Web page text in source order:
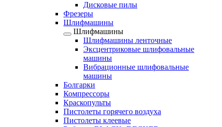
Дисковые пилы
Фрезеры
Шлифмашины
Шлифмашины
Шлифмашины ленточные
Эксцентриковые шлифовальные
машины
Вибрационные шлифовальные
машины
Болгарки
Компрессоры
Краскопульты
Пистолеты горячего воздуха
Пистолеты клеевые